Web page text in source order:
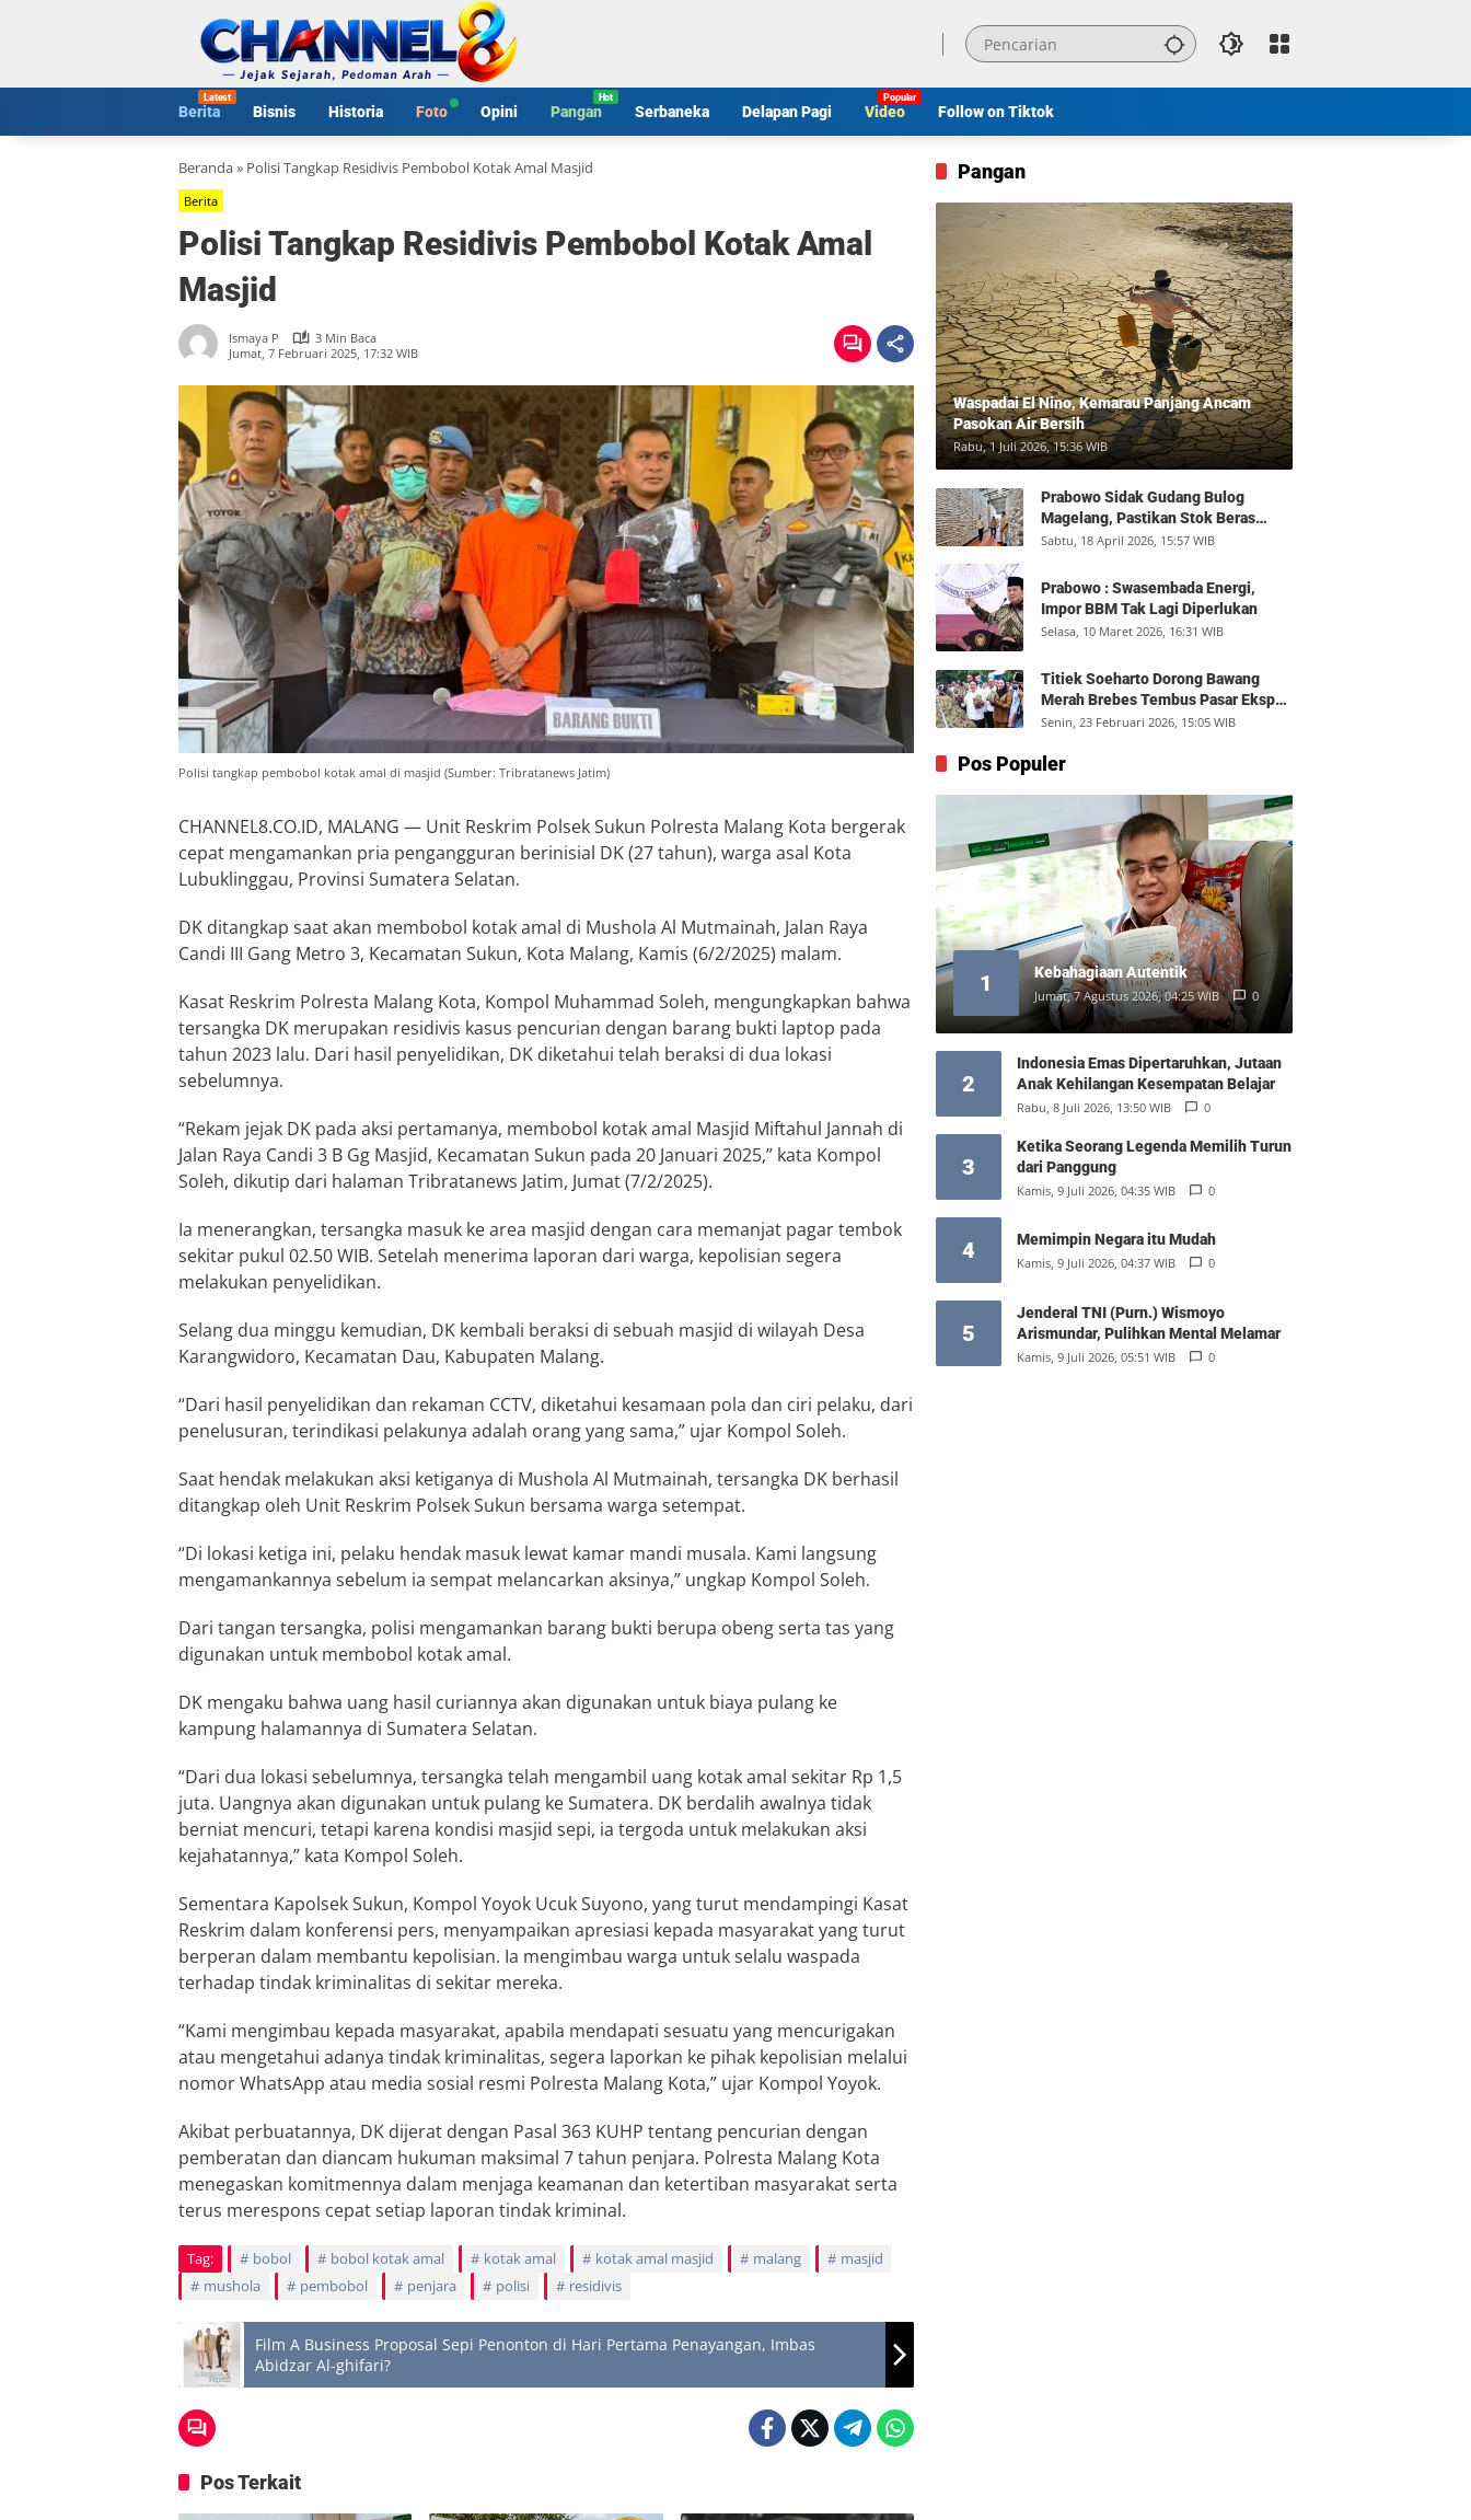
Berita Bisnis Historia Foto Opini Pangan Serbaneka Delapan Pagi Video Follow on Tiktok
Beranda» Polisi Tangkap Residivis Pembobol Kotak Amal Masjid
Berita
Polisi Tangkap Residivis Pembobol Kotak Amal
Masjid
Ismaya P
3 Min Baca
Jumat, 7 Februari 2025, 17:32 WIB
Polisi tangkap pembobol kotak amal di masjid (Sumber: Tribratanews Jatim)
CHANNEL8.CO.ID, MALANG — Unit Reskrim Polsek Sukun Polresta Malang Kota bergerak
cepat mengamankan pria pengangguran berinisial DK (27 tahun), warga asal Kota
Lubuklinggau, Provinsi Sumatera Selatan.
DK ditangkap saat akan membobol kotak amal di Mushola Al Mutmainah, Jalan Raya
Candi III Gang Metro 3, Kecamatan Sukun, Kota Malang, Kamis (6/2/2025) malam.
Kasat Reskrim Polresta Malang Kota, Kompol Muhammad Soleh, mengungkapkan bahwa
tersangka DK merupakan residivis kasus pencurian dengan barang bukti laptop pada
tahun 2023 lalu. Dari hasil penyelidikan, DK diketahui telah beraksi di dua lokasi
sebelumnya.
“Rekam jejak DK pada aksi pertamanya, membobol kotak amal Masjid Miftahul Jannah di
Jalan Raya Candi 3 B Gg Masjid, Kecamatan Sukun pada 20 Januari 2025,” kata Kompol
Soleh, dikutip dari halaman Tribratanews Jatim, Jumat (7/2/2025).
Ia menerangkan, tersangka masuk ke area masjid dengan cara memanjat pagar tembok
sekitar pukul 02.50 WIB. Setelah menerima laporan dari warga, kepolisian segera
melakukan penyelidikan.
Selang dua minggu kemudian, DK kembali beraksi di sebuah masjid di wilayah Desa
Karangwidoro, Kecamatan Dau, Kabupaten Malang.
“Dari hasil penyelidikan dan rekaman CCTV, diketahui kesamaan pola dan ciri pelaku, dari
penelusuran, terindikasi pelakunya adalah orang yang sama,” ujar Kompol Soleh.
Saat hendak melakukan aksi ketiganya di Mushola Al Mutmainah, tersangka DK berhasil
ditangkap oleh Unit Reskrim Polsek Sukun bersama warga setempat.
“Di lokasi ketiga ini, pelaku hendak masuk lewat kamar mandi musala. Kami langsung
mengamankannya sebelum ia sempat melancarkan aksinya,” ungkap Kompol Soleh.
Dari tangan tersangka, polisi mengamankan barang bukti berupa obeng serta tas yang
digunakan untuk membobol kotak amal.
DK mengaku bahwa uang hasil curiannya akan digunakan untuk biaya pulang ke
kampung halamannya di Sumatera Selatan.
“Dari dua lokasi sebelumnya, tersangka telah mengambil uang kotak amal sekitar Rp 1,5
juta. Uangnya akan digunakan untuk pulang ke Sumatera. DK berdalih awalnya tidak
berniat mencuri, tetapi karena kondisi masjid sepi, ia tergoda untuk melakukan aksi
kejahatannya,” kata Kompol Soleh.
Sementara Kapolsek Sukun, Kompol Yoyok Ucuk Suyono, yang turut mendampingi Kasat
Reskrim dalam konferensi pers, menyampaikan apresiasi kepada masyarakat yang turut
berperan dalam membantu kepolisian. Ia mengimbau warga untuk selalu waspada
terhadap tindak kriminalitas di sekitar mereka.
“Kami mengimbau kepada masyarakat, apabila mendapati sesuatu yang mencurigakan
atau mengetahui adanya tindak kriminalitas, segera laporkan ke pihak kepolisian melalui
nomor WhatsApp atau media sosial resmi Polresta Malang Kota,” ujar Kompol Yoyok.
Akibat perbuatannya, DK dijerat dengan Pasal 363 KUHP tentang pencurian dengan
pemberatan dan diancam hukuman maksimal 7 tahun penjara. Polresta Malang Kota
menegaskan komitmennya dalam menjaga keamanan dan ketertiban masyarakat serta
terus merespons cepat setiap laporan tindak kriminal.
Tag: bobol bobol kotak amal kotak amal kotak amal masjid malang
masjid
mushola
pembobol penjara polisi residivis
Film A Business Proposal Sepi Penonton di Hari Pertama Penayangan, Imbas
Abidzar Al-ghifari?
Pos Terkait
Pangan
Waspadai El Nino, Kemarau Panjang Ancam
Pasokan Air Bersih
Rabu, 1 Juli 2026, 15:36 WIB
Prabowo Sidak Gudang Bulog
Magelang, Pastikan Stok Beras
Aman dan Distribusi Lancar
Sabtu, 18 April 2026, 15:57 WIB
Prabowo : Swasembada Energi,
Impor BBM Tak Lagi Diperlukan
Selasa, 10 Maret 2026, 16:31 WIB
Titiek Soeharto Dorong Bawang
Merah Brebes Tembus Pasar Ekspor,
Petani Bisa Untung Rp350 Juta per
Senin, 23 Februari 2026, 15:05 WIB
Pos Populer
1 Kebahagiaan Autentik
Jumat, 7 Agustus 2026, 04:25 WIB 0
2
Indonesia Emas Dipertaruhkan, Jutaan
Anak Kehilangan Kesempatan Belajar
Rabu, 8 Juli 2026, 13:50 WIB 0
3
Ketika Seorang Legenda Memilih Turun
dari Panggung
Kamis, 9 Juli 2026, 04:35 WIB 0
4 Memimpin Negara itu Mudah
Kamis, 9 Juli 2026, 04:37 WIB 0
5
Jenderal TNI (Purn.) Wismoyo
Arismundar, Pulihkan Mental Melamar
Kamis, 9 Juli 2026, 05:51 WIB 0